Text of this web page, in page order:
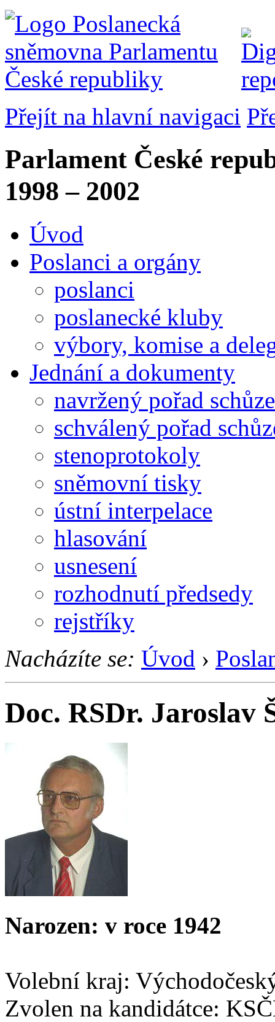
Přejít na hlavní navigaci
Parlament České
1998 – 2002
Úvod
Poslanci a orgány
poslanci
poslanecké kluby
výbory, komise a
Jednání a dokumenty
navržený pořad schůze
schválený pořad
stenoprotokoly
sněmovní tisky
ústní interpelace
hlasování
usnesení
rozhodnutí předsedy
rejstříky
Nacházíte se: Úvod ›
Doc. RSDr. Jaroslav
Narozen: v roce 1942
Volební kraj:
Zvolen na kandidátce: